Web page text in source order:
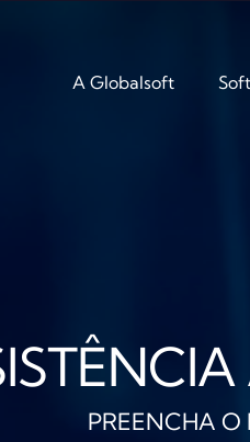
A Globalsoft
PREENCHA